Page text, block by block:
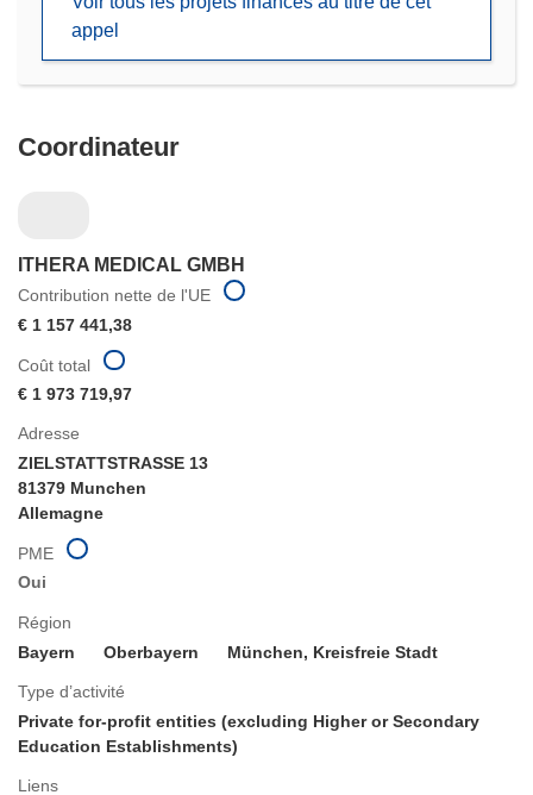
nouvelle
fenêtre)
appel
Coordinateur
ITHERA MEDICAL GMBH
Contribution nette de l'UE
€ 1 157 441,38
Adresse
ZIELSTATTSTRASSE 13
81379 Munchen
Allemagne
PME
Oui
Région
Bayern
Oberbayern München, Kreisfreie Stadt
Type d’activité
Private for-profit entities (excluding Higher or Secondary
Education Establishments)
Liens
Coût total
€ 1 973 719,97